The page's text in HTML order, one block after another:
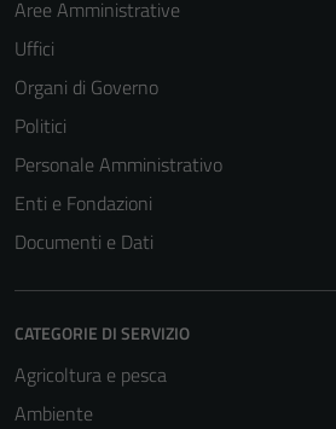
Aree Amministrative
Uffici
Organi di Governo
Politici
Personale Amministrativo
Enti e Fondazioni
Documenti e Dati
CATEGORIE DI SERVIZIO
Agricoltura e pesca
Ambiente